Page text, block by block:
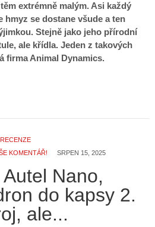
extrémně malým. Asi každý
hmyz se dostane všude a ten
Stejně jako jeho přírodní
ale křídla. Jeden z takových
firma Animal Dynamics.
KOMENTÁŘ!
SRPEN 15, 2025
Nano,
do kapsy 2.
ale...